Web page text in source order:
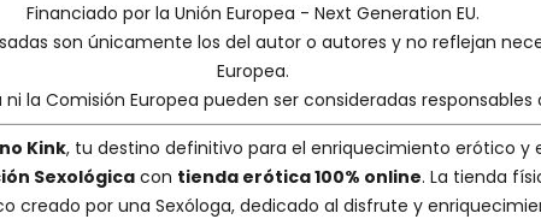
Financiado por la Unión Europea - Next Generation EU.
son únicamente los del autor o autores y no reflejan
Europea.
ni la Comisión Europea pueden ser consideradas responsables
Kink, tu destino definitivo para el enriquecimiento erótico y
Sexológica con tienda erótica 100% online. La tienda
creado por una Sexóloga, dedicado al disfrute y